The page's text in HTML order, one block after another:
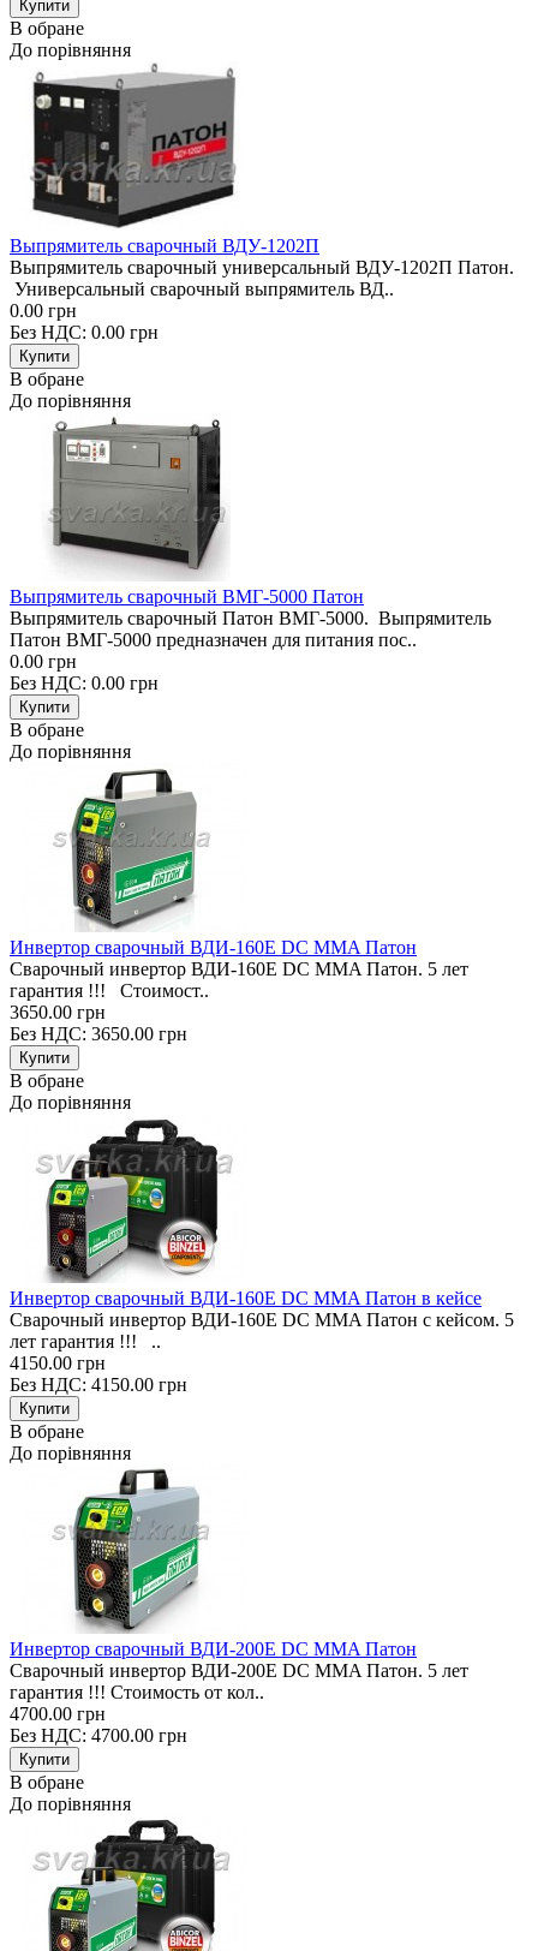
В обране
До порівняння
Выпрямитель сварочный ВДУ-1202П
Выпрямитель сварочный универсальный ВДУ-1202П Патон.
Универсальный сварочный выпрямитель ВД..
0.00 грн
Без НДС: 0.00 грн
В обране
До порівняння
Выпрямитель сварочный ВМГ-5000 Патон
Выпрямитель сварочный Патон ВМГ-5000. Выпрямитель
Патон ВМГ-5000 предназначен для питания пос..
0.00 грн
Без НДС: 0.00 грн
В обране
До порівняння
Инвертор сварочный ВДИ-160E DC MMA Патон
Сварочный инвертор ВДИ-160E DC MMA Патон. 5 лет
гарантия !!! Стоимост..
3650.00 грн
Без НДС: 3650.00 грн
В обране
До порівняння
Инвертор сварочный ВДИ-160E DC MMA Патон в кейсе
Сварочный инвертор ВДИ-160E DC MMA Патон с кейсом. 5
лет гарантия !!! ..
4150.00 грн
Без НДС: 4150.00 грн
В обране
До порівняння
Инвертор сварочный ВДИ-200E DC MMA Патон
Сварочный инвертор ВДИ-200E DC MMA Патон. 5 лет
гарантия !!! Стоимость от кол..
4700.00 грн
Без НДС: 4700.00 грн
В обране
До порівняння